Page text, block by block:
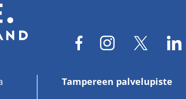
Tampereen palvelupiste